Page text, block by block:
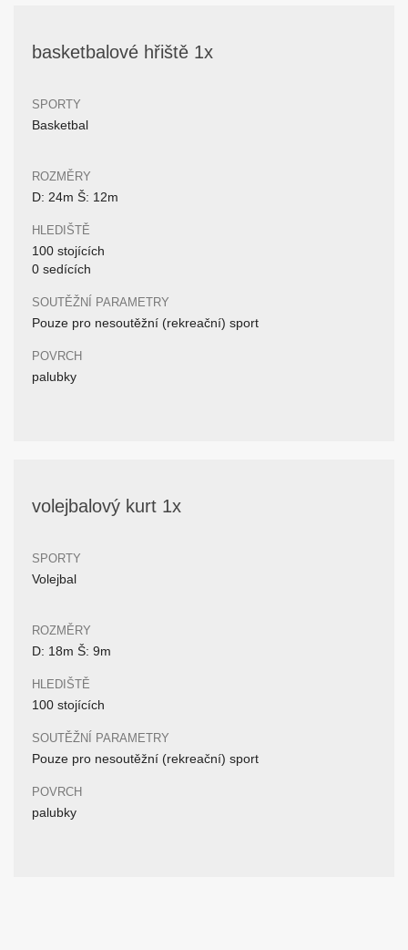
basketbalové hřiště 1x
SPORTY
Basketbal
ROZMĚRY
D: 24m Š: 12m
HLEDIŠTĚ
100 stojících
0 sedících
SOUTĚŽNÍ PARAMETRY
Pouze pro nesoutěžní (rekreační) sport
POVRCH
palubky
volejbalový kurt 1x
SPORTY
Volejbal
ROZMĚRY
D: 18m Š: 9m
HLEDIŠTĚ
100 stojících
SOUTĚŽNÍ PARAMETRY
Pouze pro nesoutěžní (rekreační) sport
POVRCH
palubky